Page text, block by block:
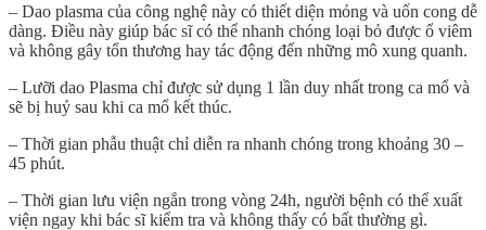
– Dao plasma của công nghệ này có thiết diện mỏng và uốn cong dễ
dàng. Điều này giúp bác sĩ có thể nhanh chóng loại bỏ được ổ viêm
và không gây tổn thương hay tác động đến những mô xung quanh.
– Lưỡi dao Plasma chỉ được sử dụng 1 lần duy nhất trong ca mổ và
sẽ bị huỷ sau khi ca mổ kết thúc.
– Thời gian phẫu thuật chỉ diễn ra nhanh chóng trong khoảng 30 –
45 phút.
– Thời gian lưu viện ngắn trong vòng 24h, người bệnh có thể xuất
viện ngay khi bác sĩ kiểm tra và không thấy có bất thường gì.